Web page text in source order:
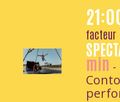
facteur
min -